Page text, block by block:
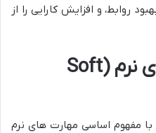
روابط، و افزایش کارایی را از
فصل اول: مهارت های نرم (Soft
با مفهوم اساسی مهارت های نرم